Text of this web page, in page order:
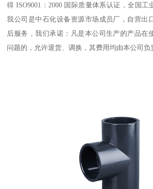
得 ISO9001：2000 国际质量体系认证，全国工
我公司是中石化设备资源市场成员厂，自营出
后服务，我们承诺：凡是本公司生产的产品在
问题的，允许退货、调换，其费用均由本公司负